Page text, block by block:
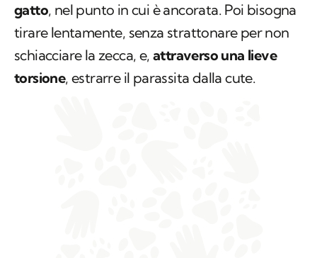
gatto, nel punto in cui è ancorata. Poi bisogna
tirare lentamente, senza strattonare per non
schiacciare la zecca, e, attraverso una lieve
torsione, estrarre il parassita dalla cute.